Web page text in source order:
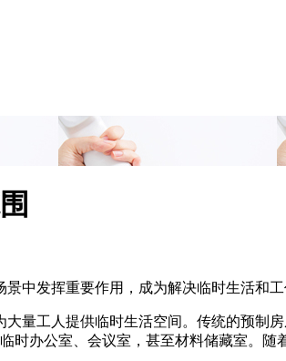
中发挥重要作用，成为解决临时生活和工
量工人提供临时生活空间。传统的预制
时办公室、会议室，甚至材料储藏室。